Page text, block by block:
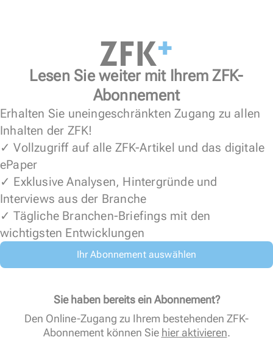
Lesen Sie weiter mit Ihrem ZFK-
Abonnement
Erhalten Sie uneingeschränkten Zugang zu allen
Inhalten der ZFK!
✓ Vollzugriff auf alle ZFK-Artikel und das digitale
ePaper
✓ Exklusive Analysen, Hintergründe und
Interviews aus der Branche
✓ Tägliche Branchen-Briefings mit den
wichtigsten Entwicklungen
Ihr Abonnement auswählen
Sie haben bereits ein Abonnement?
Den Online-Zugang zu Ihrem bestehenden ZFK-
Abonnement können Sie hier aktivieren.